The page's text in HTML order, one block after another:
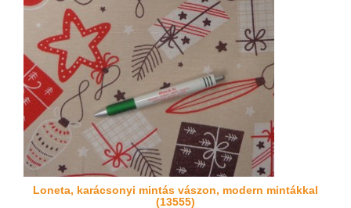
Loneta, karácsonyi mintás vászon, modern mintákkal
(13555)